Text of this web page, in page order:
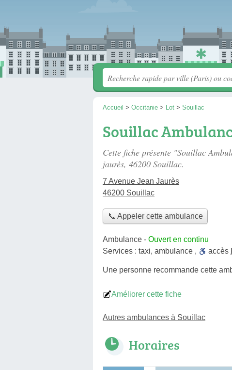
Accueil > Occitanie > Lot > Souillac
Souillac
Cette fiche présente "Souillac
jaurès, 46200 Souillac.
7 Avenue Jean Jaurès
46200 Souillac
📞 Appeler cette ambulance
Ambulance - Ouvert en continu
Services : taxi, ambulance , accès
Une personne recommande cette
Améliorer cette fiche
Autres ambulances à Souillac
Horaires